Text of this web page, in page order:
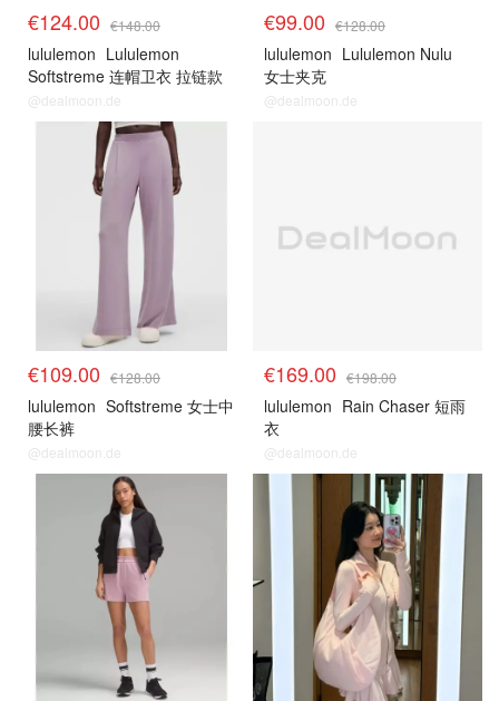
€124.00 €148.00
lululemon Lululemon
Softstreme 连帽卫衣 拉链款
@dealmoon.de
€99.00 €128.00
lululemon Lululemon Nulu
女士夹克
@dealmoon.de
€109.00 €128.00
lululemon Softstreme 女士中
腰长裤
@dealmoon.de
€169.00 €198.00
lululemon Rain Chaser 短雨
衣
@dealmoon.de